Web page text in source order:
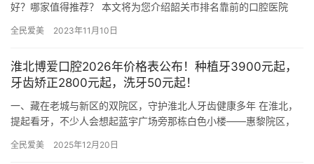
好？哪家值得推荐？ 本文将为您介绍韶关市排名靠前的口腔医院
己的口…
全民爱美 2023年11月10日
淮北博爱口腔2026年价格表公布！种植牙3900元起，
牙齿矫正2800元起，洗牙50元起！
一、藏在老城与新区的双院区，守护淮北人牙齿健康多年 在淮北，
提起看牙，不少人会想起蓝宇广场旁那栋白色小楼——惠黎院区，
北多…
全民爱美 2025年12月20日